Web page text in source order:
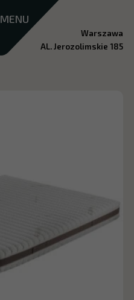
MENU
Warszawa
AL. Jerozolimskie 185